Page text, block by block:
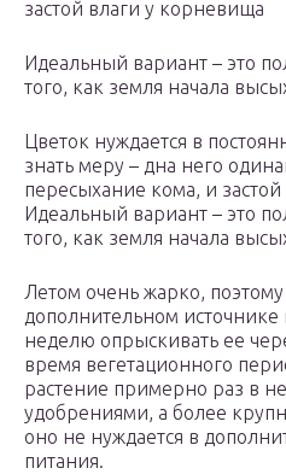
застой влаги у корневища
Идеальный вариант – это
того, как земля начала
Цветок нуждается в
знать меру – дна него
пересыхание кома, и
Идеальный вариант – это
того, как земля начала
Летом очень жарко,
дополнительном
неделю опрыскивать ее
время вегетационного
растение примерно раз в
удобрениями, а более
оно не нуждается в
питания.